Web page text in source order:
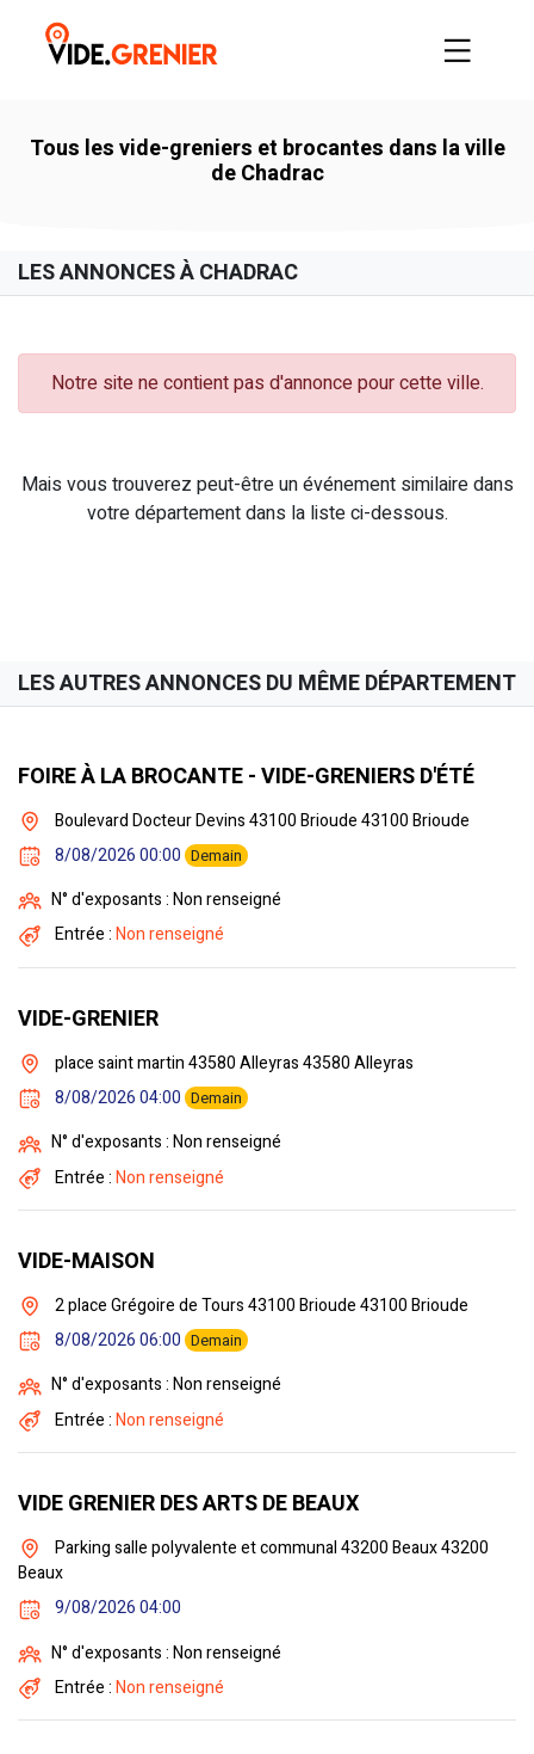
Tous les vide-greniers et brocantes dans la ville
de Chadrac
LES ANNONCES À CHADRAC
Notre site ne contient pas d'annonce pour cette ville.
Mais vous trouverez peut-être un événement similaire dans
votre département dans la liste ci-dessous.
LES AUTRES ANNONCES DU MÊME DÉPARTEMENT
FOIRE À LA BROCANTE - VIDE-GRENIERS D'ÉTÉ
Boulevard Docteur Devins 43100 Brioude 43100 Brioude
8/08/2026 00:00 Demain
N° d'exposants : Non renseigné
Entrée :Non renseigné
VIDE-GRENIER
place saint martin 43580 Alleyras 43580 Alleyras
8/08/2026 04:00 Demain
N° d'exposants : Non renseigné
Entrée :Non renseigné
VIDE-MAISON
2 place Grégoire de Tours 43100 Brioude 43100 Brioude
8/08/2026 06:00 Demain
N° d'exposants : Non renseigné
Entrée :Non renseigné
VIDE GRENIER DES ARTS DE BEAUX
Parking salle polyvalente et communal 43200 Beaux 43200
Beaux
9/08/2026 04:00
N° d'exposants : Non renseigné
Entrée :Non renseigné